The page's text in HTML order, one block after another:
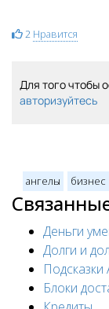
2 Нравится
Для того чтобы
авторизуйтесь
ангелы бизнес
Деньги
Долги и
Подсказки
Блоки